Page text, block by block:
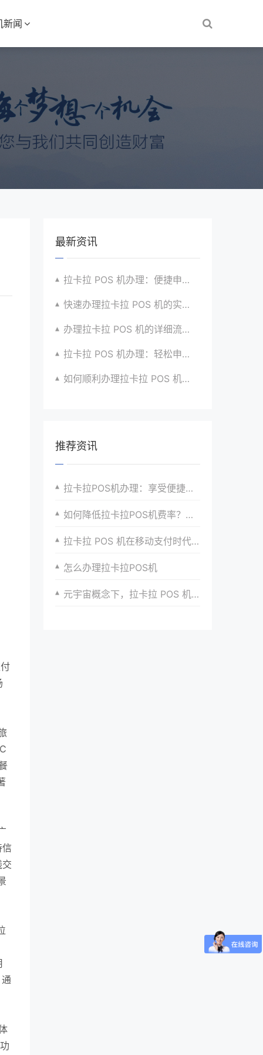
新闻
信
最新资讯
拉卡拉 POS 机办理：便捷申请，放心使用超安心
快速办理拉卡拉 POS 机的实用攻略分享超靠谱
办理拉卡拉 POS 机的详细流程与注意点全解析
拉卡拉 POS 机办理：轻松申请，高效收款有高招
如何顺利办理拉卡拉 POS 机？全流程指南超实用
推荐资讯
拉卡拉POS机办理：享受便捷的支付体验
如何降低拉卡拉POS机费率？这里有妙招
拉卡拉 POS 机在移动支付时代的创新与发展
怎么办理拉卡拉POS机
元宇宙概念下，拉卡拉 POS 机在虚拟支付领域的潜在应用